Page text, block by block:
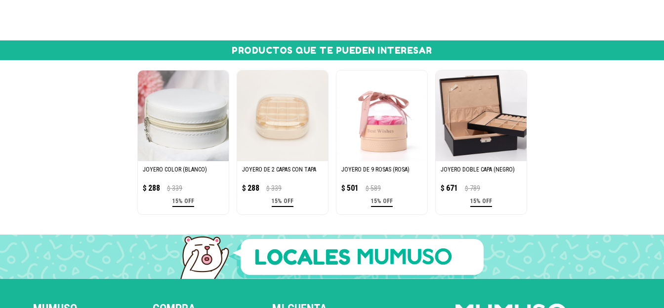
PRODUCTOS QUE TE PUEDEN INTERESAR
JOYERO COLOR (BLANCO)
$ 288 $ 339
15% OFF
JOYERO DE 2 CAPAS CON TAPA
$ 288 $ 339
15% OFF
JOYERO DE 9 ROSAS (ROSA)
$ 501 $ 589
15% OFF
JOYERO DOBLE CAPA (NEGRO)
$ 671 $ 789
15% OFF